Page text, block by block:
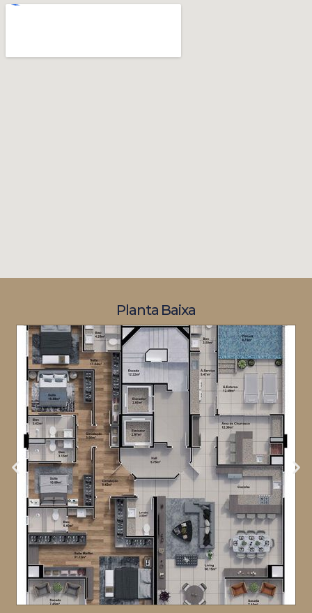
Planta Baixa